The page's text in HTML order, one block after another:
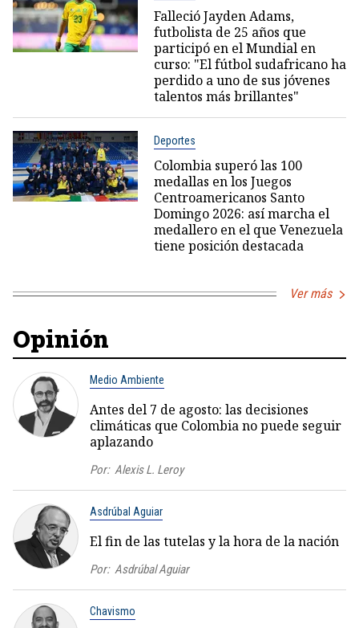
Falleció Jayden Adams,
futbolista de 25 años que
participó en el Mundial en
curso: "El fútbol sudafricano ha
perdido a uno de sus jóvenes
talentos más brillantes"
Deportes
Colombia superó las 100
medallas en los Juegos
Centroamericanos Santo
Domingo 2026: así marcha el
medallero en el que Venezuela
tiene posición destacada
Ver más
Opinión
Medio Ambiente
Antes del 7 de agosto: las decisiones
climáticas que Colombia no puede seguir
aplazando
Por: Alexis L. Leroy
Asdrúbal Aguiar
El fin de las tutelas y la hora de la nación
Por: Asdrúbal Aguiar
Chavismo